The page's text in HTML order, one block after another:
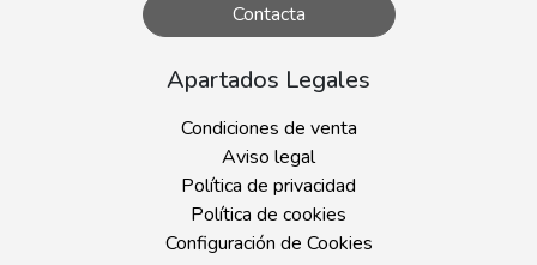
Contacta
Apartados Legales
Condiciones de venta
Aviso legal
Política de privacidad
Política de cookies
Configuración de Cookies